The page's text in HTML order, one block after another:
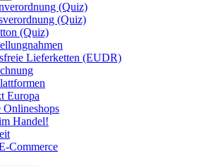
(Quiz)
(Quiz)
(Quiz)
Lieferketten (EUDR)
Europa
Onlineshops
Handel!
Commerce